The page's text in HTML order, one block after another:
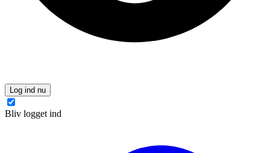
Log ind nu
Bliv logget ind